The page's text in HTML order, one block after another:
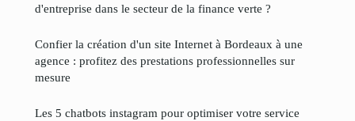
d'entreprise dans le secteur de la finance verte ?
Confier la création d'un site Internet à Bordeaux à une
agence : profitez des prestations professionnelles sur
mesure
Les 5 chatbots instagram pour optimiser votre service